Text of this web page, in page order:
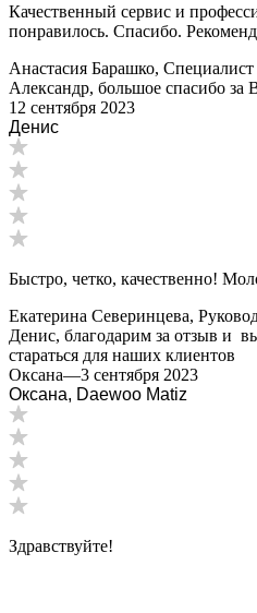
Качественный сервис и
понравилось. Спасибо.
Анастасия Барашко,
Александр, большое спасибо
12 сентября 2023
Денис
Быстро, четко, качественно!
Екатерина Северинцева,
Денис, благодарим за отзыв и
стараться для наших клиентов
Оксана—3 сентября 2023
Оксана, Daewoo Matiz
Здравствуйте!